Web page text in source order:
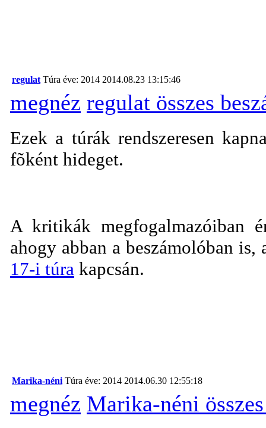
regulat Túra éve: 2014 2014.08.23 13:15:46
megnéz regulat összes
Ezek a túrák rendszeresen
fõként hideget.
A kritikák megfogalmazóiban
ahogy abban a beszámolóban
17-i túra kapcsán.
Marika-néni Túra éve: 2014 2014.06.30 12:55:18
megnéz Marika-néni